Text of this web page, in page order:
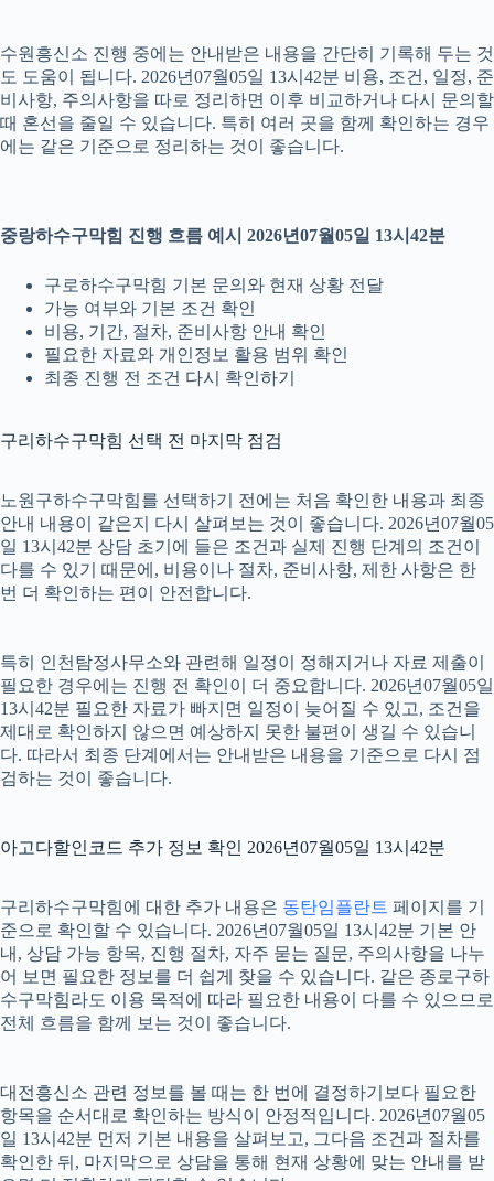
수원흥신소 진행 중에는 안내받은 내용을 간단히 기록해 두는 것
도 도움이 됩니다. 2026년07월05일 13시42분 비용, 조건, 일정, 준
비사항, 주의사항을 따로 정리하면 이후 비교하거나 다시 문의할
때 혼선을 줄일 수 있습니다. 특히 여러 곳을 함께 확인하는 경우
에는 같은 기준으로 정리하는 것이 좋습니다.
중랑하수구막힘 진행 흐름 예시 2026년07월05일 13시42분
구로하수구막힘 기본 문의와 현재 상황 전달
가능 여부와 기본 조건 확인
비용, 기간, 절차, 준비사항 안내 확인
필요한 자료와 개인정보 활용 범위 확인
최종 진행 전 조건 다시 확인하기
구리하수구막힘 선택 전 마지막 점검
노원구하수구막힘를 선택하기 전에는 처음 확인한 내용과 최종
안내 내용이 같은지 다시 살펴보는 것이 좋습니다. 2026년07월05
일 13시42분 상담 초기에 들은 조건과 실제 진행 단계의 조건이
다를 수 있기 때문에, 비용이나 절차, 준비사항, 제한 사항은 한
번 더 확인하는 편이 안전합니다.
특히 인천탐정사무소와 관련해 일정이 정해지거나 자료 제출이
필요한 경우에는 진행 전 확인이 더 중요합니다. 2026년07월05일
13시42분 필요한 자료가 빠지면 일정이 늦어질 수 있고, 조건을
제대로 확인하지 않으면 예상하지 못한 불편이 생길 수 있습니
다. 따라서 최종 단계에서는 안내받은 내용을 기준으로 다시 점
검하는 것이 좋습니다.
아고다할인코드 추가 정보 확인 2026년07월05일 13시42분
구리하수구막힘에 대한 추가 내용은 동탄임플란트 페이지를 기
준으로 확인할 수 있습니다. 2026년07월05일 13시42분 기본 안
내, 상담 가능 항목, 진행 절차, 자주 묻는 질문, 주의사항을 나누
어 보면 필요한 정보를 더 쉽게 찾을 수 있습니다. 같은 종로구하
수구막힘라도 이용 목적에 따라 필요한 내용이 다를 수 있으므로
전체 흐름을 함께 보는 것이 좋습니다.
대전흥신소 관련 정보를 볼 때는 한 번에 결정하기보다 필요한
항목을 순서대로 확인하는 방식이 안정적입니다. 2026년07월05
일 13시42분 먼저 기본 내용을 살펴보고, 그다음 조건과 절차를
확인한 뒤, 마지막으로 상담을 통해 현재 상황에 맞는 안내를 받